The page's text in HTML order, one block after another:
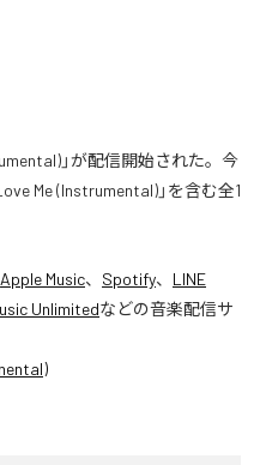
」が配信開始された。今
Me (Instrumental)」を含む全1
Apple Music、 Spotify、 LINE
Unlimitedなどの音楽配信サ